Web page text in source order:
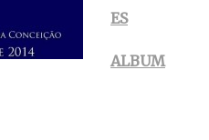
ES
ALBUM